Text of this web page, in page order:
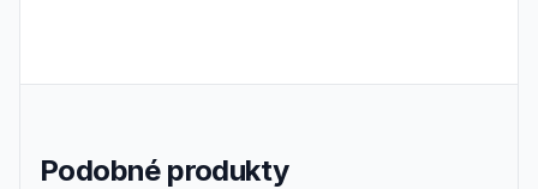
Podobné produkty